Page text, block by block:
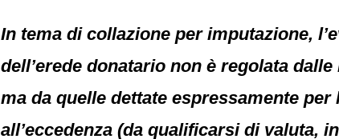
In tema di collazione per imputazione,
dell’erede donatario non è regolata
ma da quelle dettate espressamente
all’eccedenza (da qualificarsi di valuta,